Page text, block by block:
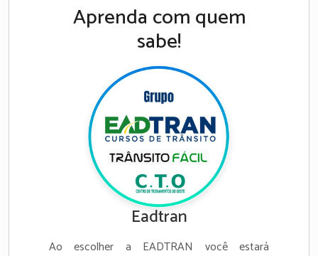
Aprenda com quem
sabe!
Eadtran
Ao escolher a EADTRAN você estará